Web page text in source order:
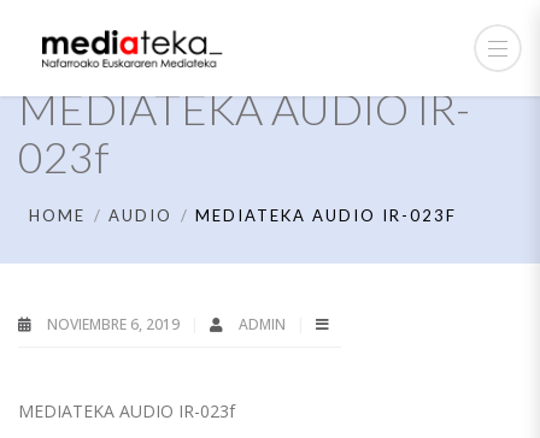
MEDIATEKA AUDIO IR-
023f
HOME AUDIO MEDIATEKA AUDIO IR-023F
NOVIEMBRE 6, 2019 ADMIN
MEDIATEKA AUDIO IR-023f